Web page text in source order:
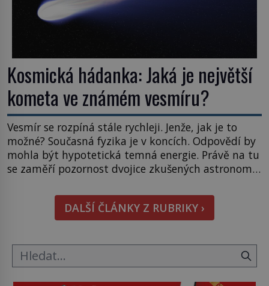
Kosmická hádanka: Jaká je největší
kometa ve známém vesmíru?
Vesmír se rozpíná stále rychleji. Jenže, jak je to
možné? Současná fyzika je v koncích. Odpovědí by
mohla být hypotetická temná energie. Právě na tu
se zaměří pozornost dvojice zkušených astronomů.
hmatatelnějšího. Naprosto rekordní kometu!
Astronomové Pedro Bernardinelli a Gary Bernstein
mravenčí prací zkoumají archivní snímky v rámci
DALŠÍ ČLÁNKY Z RUBRIKY ›